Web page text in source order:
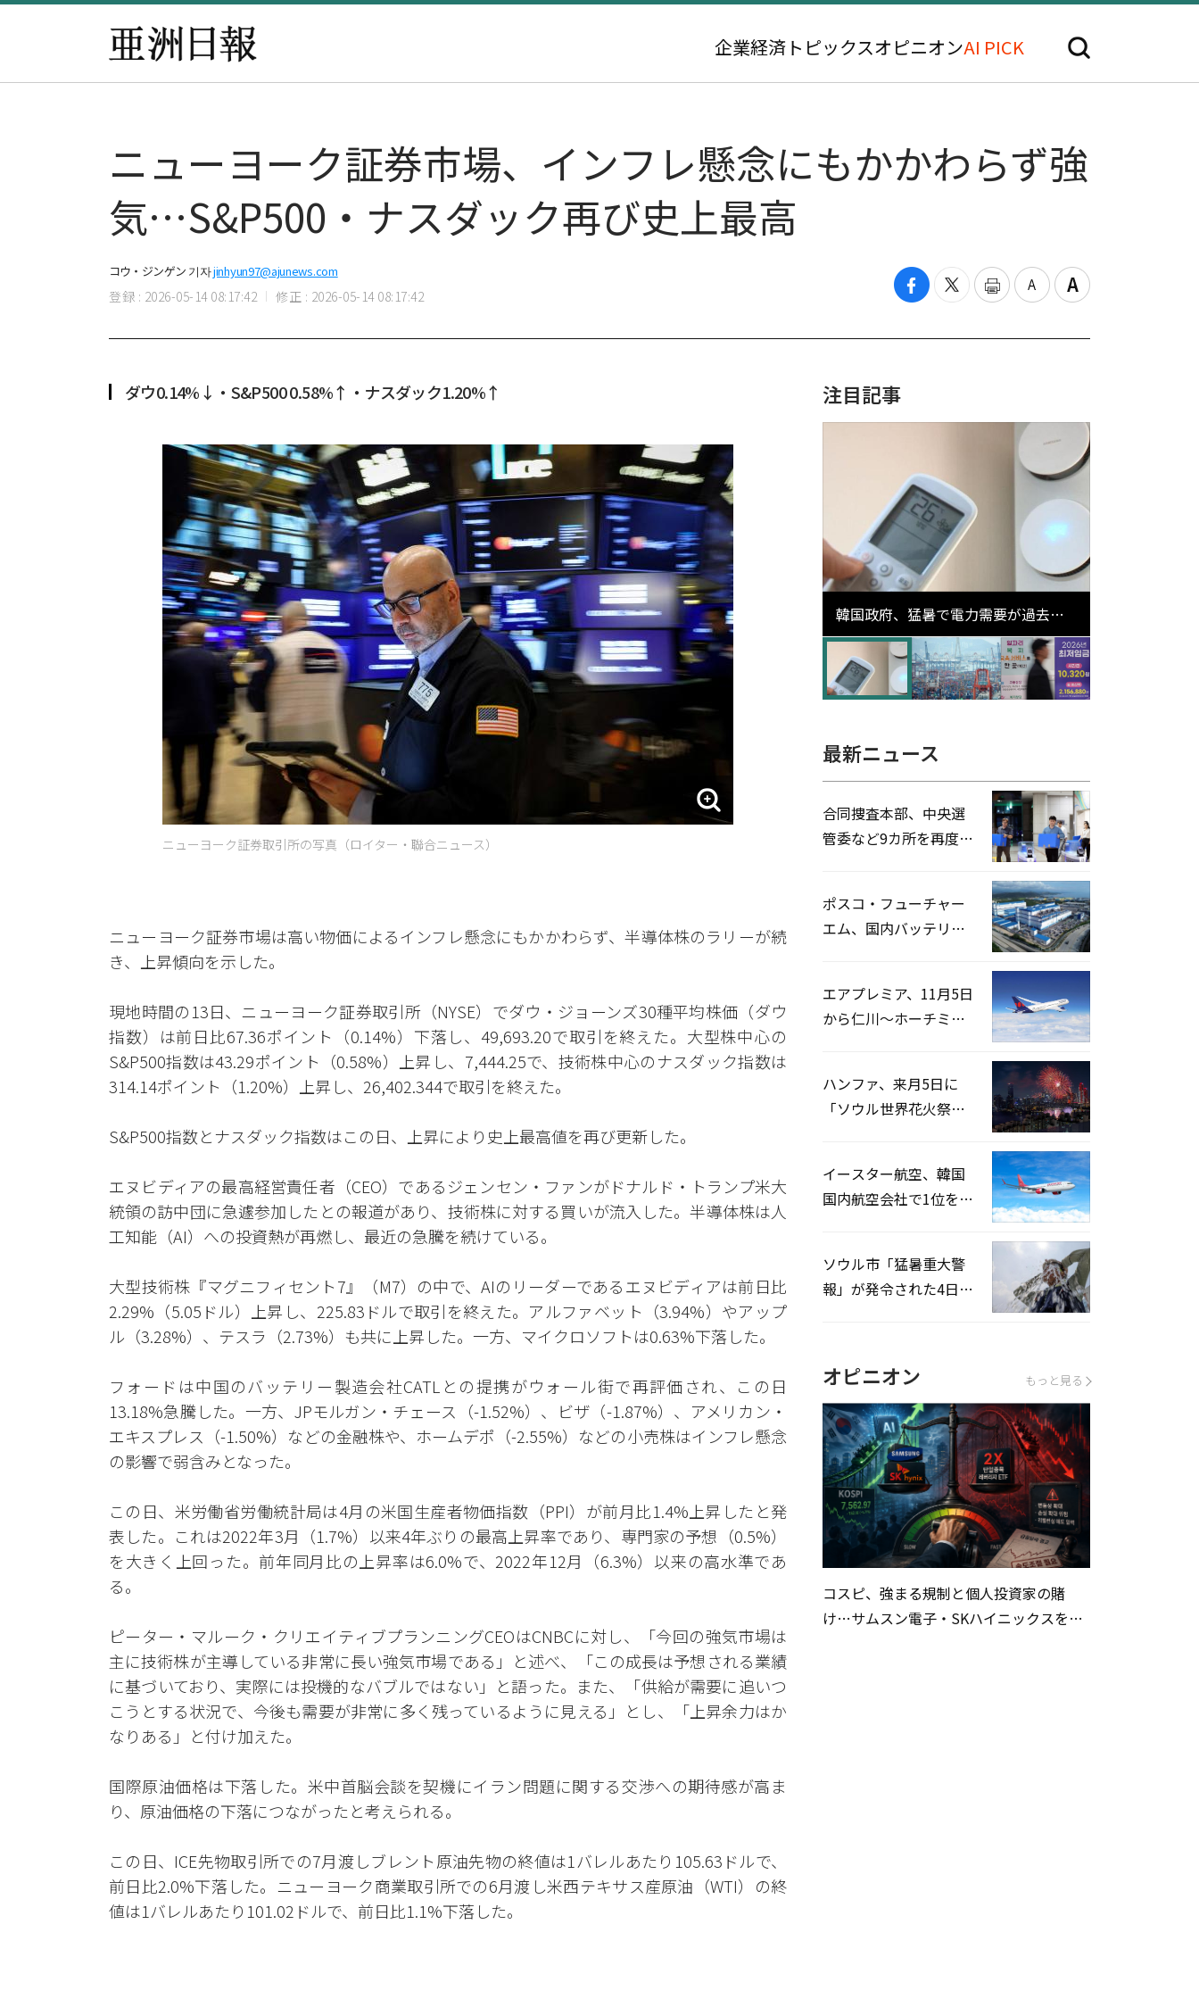
企業経済 トピックスオピニオンAI PICK
ニューヨーク証券市場、インフレ懸念にもかかわらず強
気…S&P500・ナスダック再び史上最高
コウ・ジンゲン 기자jinhyun97@ajunews.com
登録 : 2026-05-14 08:17:42 修正 : 2026-05-14 08:17:42
ダウ0.14%↓・S&P500 0.58%↑・ナスダック1.20%↑
ニューヨーク証券取引所の写真（ロイター・聯合ニュース）
ニューヨーク証券市場は高い物価によるインフレ懸念にもかかわらず、半導体株のラリーが続
き、上昇傾向を示した。
現地時間の13日、ニューヨーク証券取引所（NYSE）でダウ・ジョーンズ30種平均株価（ダウ
指数）は前日比67.36ポイント（0.14%）下落し、49,693.20で取引を終えた。大型株中心の
S&P500指数は43.29ポイント（0.58%）上昇し、7,444.25で、技術株中心のナスダック指数は
314.14ポイント（1.20%）上昇し、26,402.344で取引を終えた。
S&P500指数とナスダック指数はこの日、上昇により史上最高値を再び更新した。
エヌビディアの最高経営責任者（CEO）であるジェンセン・ファンがドナルド・トランプ米大
統領の訪中団に急遽参加したとの報道があり、技術株に対する買いが流入した。半導体株は人
工知能（AI）への投資熱が再燃し、最近の急騰を続けている。
大型技術株『マグニフィセント7』（M7）の中で、AIのリーダーであるエヌビディアは前日比
2.29%（5.05ドル）上昇し、225.83ドルで取引を終えた。アルファベット（3.94%）やアップ
ル（3.28%）、テスラ（2.73%）も共に上昇した。一方、マイクロソフトは0.63%下落した。
フォードは中国のバッテリー製造会社CATLとの提携がウォール街で再評価され、この日
13.18%急騰した。一方、JPモルガン・チェース（-1.52%）、ビザ（-1.87%）、アメリカン・
エキスプレス（-1.50%）などの金融株や、ホームデポ（-2.55%）などの小売株はインフレ懸念
の影響で弱含みとなった。
この日、米労働省労働統計局は4月の米国生産者物価指数（PPI）が前月比1.4%上昇したと発
表した。これは2022年3月（1.7%）以来4年ぶりの最高上昇率であり、専門家の予想（0.5%）
を大きく上回った。前年同月比の上昇率は6.0%で、2022年12月（6.3%）以来の高水準であ
る。
ピーター・マルーク・クリエイティブプランニングCEOはCNBCに対し、「今回の強気市場は
主に技術株が主導している非常に長い強気市場である」と述べ、「この成長は予想される業績
に基づいており、実際には投機的なバブルではない」と語った。また、「供給が需要に追いつ
こうとする状況で、今後も需要が非常に多く残っているように見える」とし、「上昇余力はか
なりある」と付け加えた。
国際原油価格は下落した。米中首脳会談を契機にイラン問題に関する交渉への期待感が高ま
り、原油価格の下落につながったと考えられる。
この日、ICE先物取引所での7月渡しブレント原油先物の終値は1バレルあたり105.63ドルで、
前日比2.0%下落した。ニューヨーク商業取引所での6月渡し米西テキサス産原油（WTI）の終
値は1バレルあたり101.02ドルで、前日比1.1%下落した。
注目記事
韓国政府、猛暑で電力需要が過去最
高更新の可能性に需給対応体制を点
検
最新ニュース
合同捜査本部、中央選
管委など9カ所を再度家
ポスコ・フューチャー
エム、国内バッテリー
エアプレミア、11月5日
から仁川〜ホーチミン
ハンファ、来月5日に
「ソウル世界花火祭り
イースター航空、韓国
国内航空会社で1位を記
ソウル市「猛暑重大警
報」が発令された4日、
オピニオン もっと見る
コスピ、強まる規制と個人投資家の賭
け…サムスン電子・SKハイニックスを巡